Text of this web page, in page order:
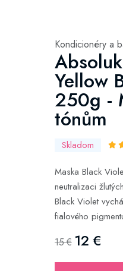
Kondicionéry a
Yellow
250g -
tónům
Skladom
Maska Black
neutralizaci
Black Violet
fialového
15 € 12 €